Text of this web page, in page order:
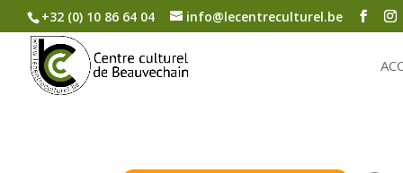
+32 (0) 10 86 64 04 info@lecentreculturel.be